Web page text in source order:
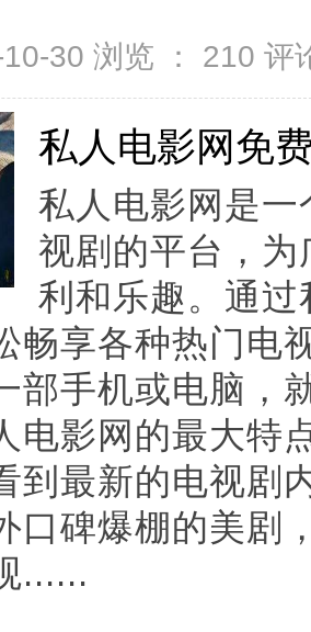
30 浏览 ： 210 评
私人电影网免
私人电影网是
视剧的平台，
利和乐趣。通
畅享各种热门电
部手机或电脑，
电影网的最大特
到最新的电视剧
口碑爆棚的美剧
......